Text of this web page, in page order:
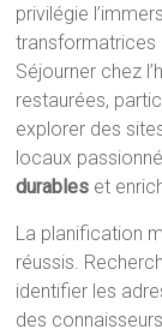
privilégie
transformatrices
Séjourner chez
restaurées,
explorer des
locaux
durables et
La planification
réussis.
identifier les
des